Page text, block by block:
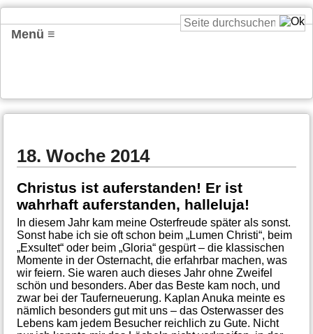
Menü ≡
18. Woche 2014
Christus ist auferstanden! Er ist
wahrhaft auferstanden, halleluja!
In diesem Jahr kam meine Osterfreude später als sonst.
Sonst habe ich sie oft schon beim „Lumen Christi“, beim
„Exsultet“ oder beim „Gloria“ gespürt – die klassischen
Momente in der Osternacht, die erfahrbar machen, was
wir feiern. Sie waren auch dieses Jahr ohne Zweifel
schön und besonders. Aber das Beste kam noch, und
zwar bei der Tauferneuerung. Kaplan Anuka meinte es
nämlich besonders gut mit uns – das Osterwasser des
Lebens kam jedem Besucher reichlich zu Gute. Nicht